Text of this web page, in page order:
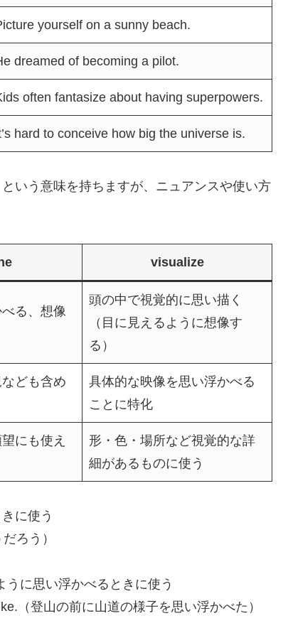
yourself on a sunny beach.
dreamed of becoming a pilot.
often fantasize about having superpowers.
hard to conceive how big the universe is.
いう意味を持ちますが、ニュアンスや使い方
visualize
る、想像
頭の中で視覚的に思い描く
（目に見えるように想像す
る）
ども含め
具体的な映像を思い浮かべる
ことに特化
にも使え
形・色・場所など視覚的な詳
細があるものに使う
に使う
ろう）
に思い浮かべるときに使う
（登山の前に山道の様子を思い浮かべた）